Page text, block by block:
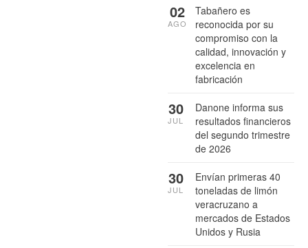
Tabañero es
reconocida por su
compromiso con la
calidad, innovación y
excelencia en
fabricación
02
AGO
Danone informa sus
resultados financieros
del segundo trimestre
de 2026
30
JUL
Envían primeras 40
toneladas de limón
veracruzano a
mercados de Estados
Unidos y Rusia
30
JUL